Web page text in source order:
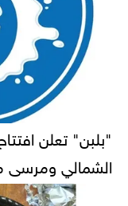
الشمالي ومرسى